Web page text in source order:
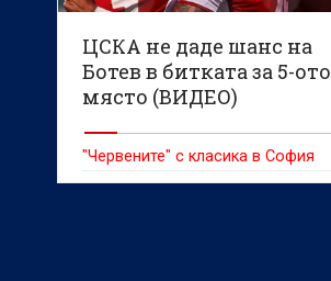
ЦСКА не даде шанс на
Ботев в битката за 5-ото
място (ВИДЕО)
"Червените" с класика в София